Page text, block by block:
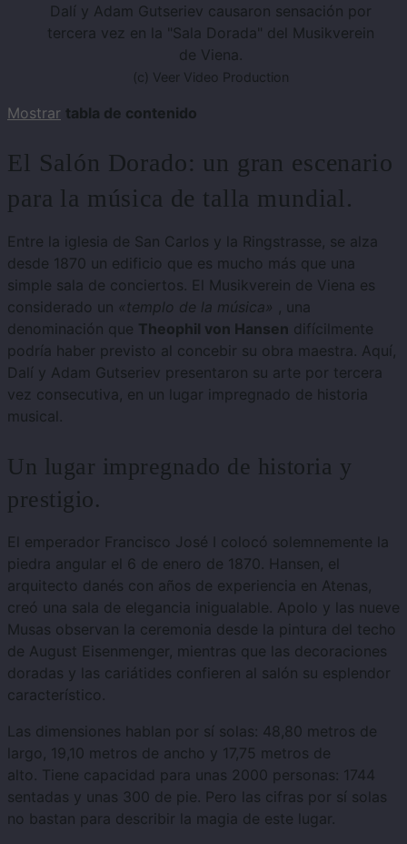
Dalí y Adam Gutseriev causaron sensación por
tercera vez en la "Sala Dorada" del Musikverein
de Viena.
(c) Veer Video Production
Mostrar tabla de contenido
El Salón Dorado: un gran escenario
para la música de talla mundial.
Entre la iglesia de San Carlos y la Ringstrasse, se alza
desde 1870 un edificio que es mucho más que una
simple sala de conciertos. El Musikverein de Viena es
considerado un «templo de la música» , una
denominación que Theophil von Hansen difícilmente
podría haber previsto al concebir su obra maestra. Aquí,
Dalí y Adam Gutseriev presentaron su arte por tercera
vez consecutiva, en un lugar impregnado de historia
musical.
Un lugar impregnado de historia y
prestigio.
El emperador Francisco José I colocó solemnemente la
piedra angular el 6 de enero de 1870. Hansen, el
arquitecto danés con años de experiencia en Atenas,
creó una sala de elegancia inigualable. Apolo y las nueve
Musas observan la ceremonia desde la pintura del techo
de August Eisenmenger, mientras que las decoraciones
doradas y las cariátides confieren al salón su esplendor
característico.
Las dimensiones hablan por sí solas: 48,80 metros de
largo, 19,10 metros de ancho y 17,75 metros de
alto. Tiene capacidad para unas 2000 personas: 1744
sentadas y unas 300 de pie. Pero las cifras por sí solas
no bastan para describir la magia de este lugar.